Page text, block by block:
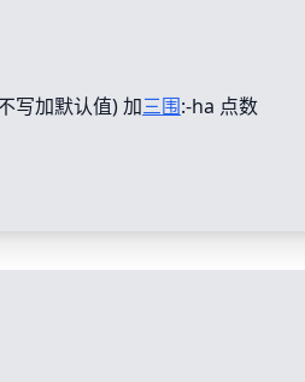
写加默认值) 加三围:-ha 点数